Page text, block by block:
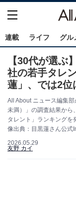
連載 ライフ グル
【30代が選ぶ
社の若手タレ
蓮」、では2位
All About ニュース編集
未満）」の調査結果から
タレント」ランキングを
像出典：目黒蓮さん公式
2026.05.29
友野 カイ